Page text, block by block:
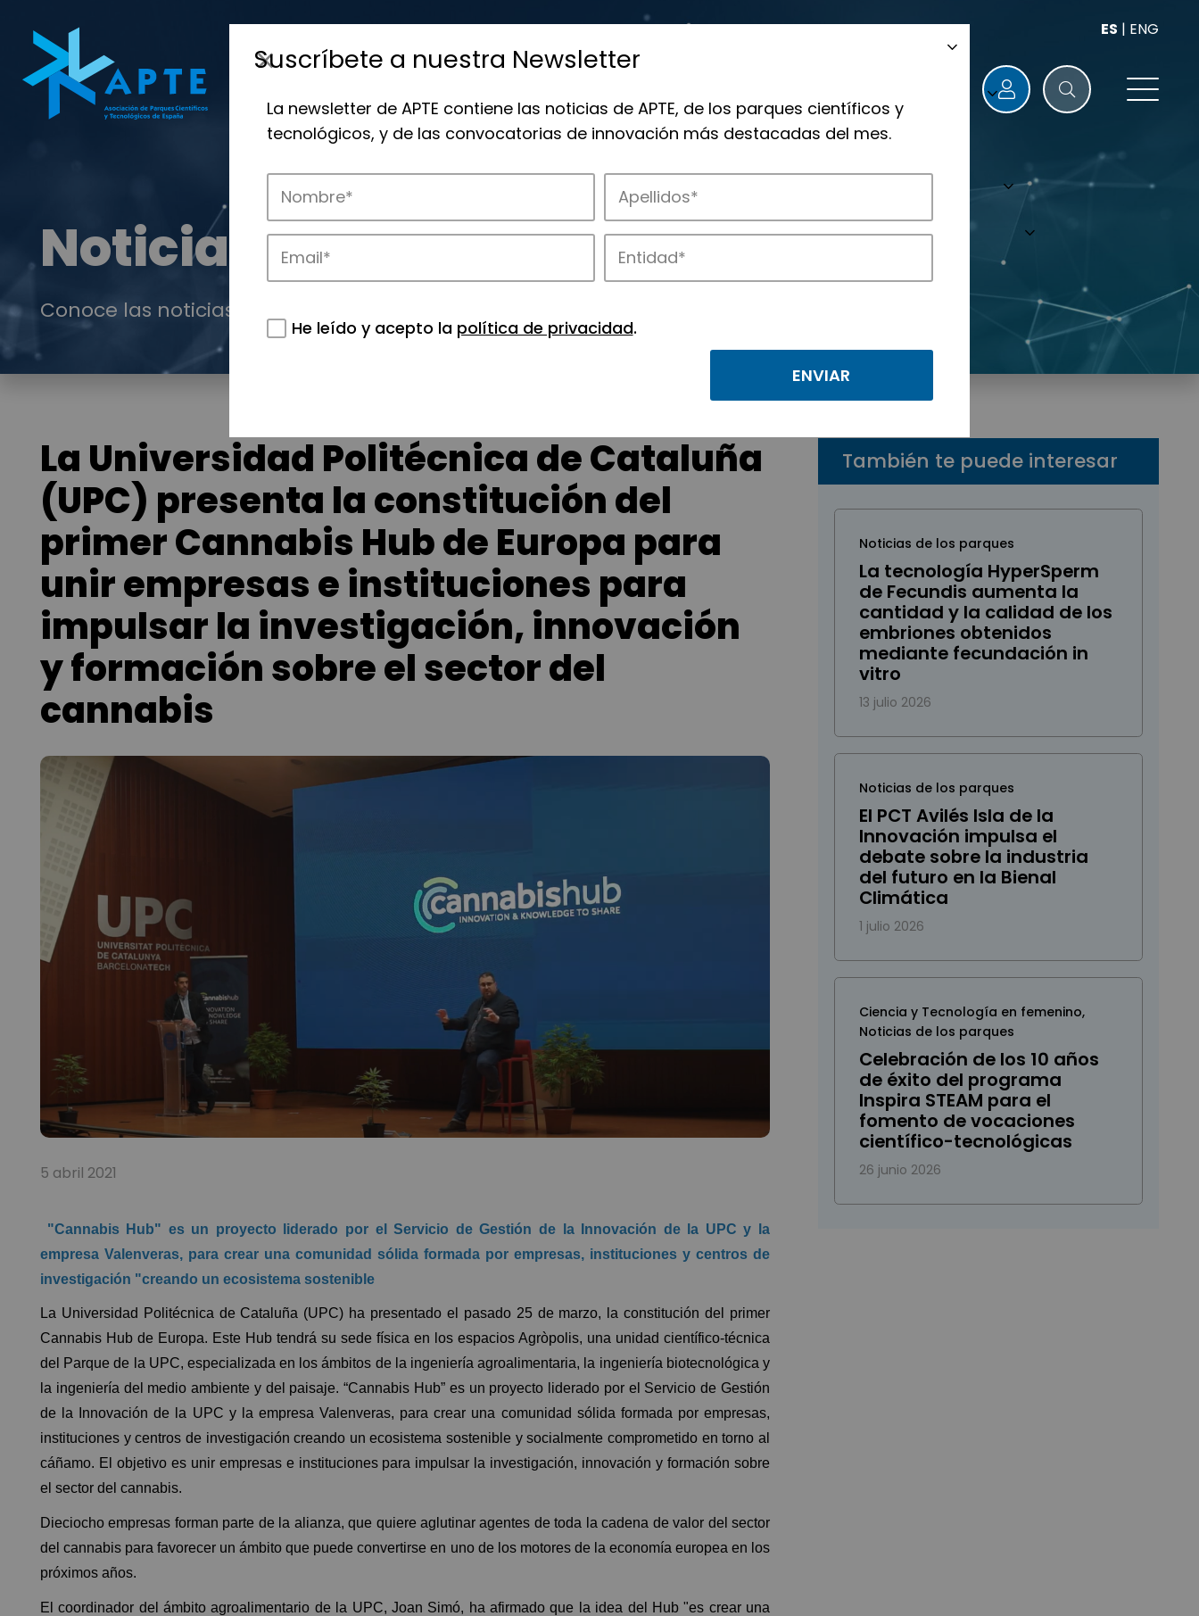
ES | ENG
Noticias
Conoce las noticias más destacadas de APTE y sus parques científicos y tecnológicos.
La Universidad Politécnica de Cataluña
(UPC) presenta la constitución del
primer Cannabis Hub de Europa para
unir empresas e instituciones para
impulsar la investigación, innovación
y formación sobre el sector del
cannabis
5 abril 2021
"Cannabis Hub" es un proyecto liderado por el Servicio de Gestión de la Innovación de la UPC y la
empresa Valenveras, para crear una comunidad sólida formada por empresas, instituciones y centros de
investigación "creando un ecosistema sostenible
La Universidad Politécnica de Cataluña (UPC) ha presentado el pasado 25 de marzo, la constitución del primer
Cannabis Hub de Europa. Este Hub tendrá su sede física en los espacios Agròpolis, una unidad científico-técnica
del Parque de la UPC, especializada en los ámbitos de la ingeniería agroalimentaria, la ingeniería biotecnológica y
la ingeniería del medio ambiente y del paisaje. “Cannabis Hub” es un proyecto liderado por el Servicio de Gestión
de la Innovación de la UPC y la empresa Valenveras, para crear una comunidad sólida formada por empresas,
instituciones y centros de investigación creando un ecosistema sostenible y socialmente comprometido en torno al
cáñamo. El objetivo es unir empresas e instituciones para impulsar la investigación, innovación y formación sobre
el sector del cannabis.
Dieciocho empresas forman parte de la alianza, que quiere aglutinar agentes de toda la cadena de valor del sector
del cannabis para favorecer un ámbito que puede convertirse en uno de los motores de la economía europea en los
próximos años.
El coordinador del ámbito agroalimentario de la UPC, Joan Simó, ha afirmado que la idea del Hub "es crear una
También te puede interesar
Noticias de los parques
La tecnología HyperSperm
de Fecundis aumenta la
cantidad y la calidad de los
embriones obtenidos
mediante fecundación in
vitro
13 julio 2026
Noticias de los parques
El PCT Avilés Isla de la
Innovación impulsa el
debate sobre la industria
del futuro en la Bienal
Climática
1 julio 2026
Ciencia y Tecnología en femenino,
Noticias de los parques
Celebración de los 10 años
de éxito del programa
Inspira STEAM para el
fomento de vocaciones
científico-tecnológicas
26 junio 2026
Suscríbete a nuestra Newsletter
La newsletter de APTE contiene las noticias de APTE, de los parques científicos y
tecnológicos, y de las convocatorias de innovación más destacadas del mes.
He leído y acepto la política de privacidad.